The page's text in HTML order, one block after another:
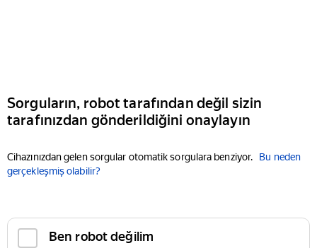
Sorguların, robot tarafından değil sizin
tarafınızdan gönderildiğini onaylayın
Cihazınızdan gelen sorgular otomatik sorgulara benziyor.
Bu neden
gerçekleşmiş olabilir?
Ben robot değilim